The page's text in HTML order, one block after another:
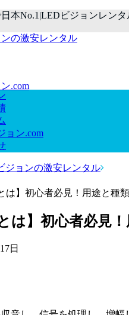
本No.1|LEDビジョンレン
ョン.com
ジョンの激安レンタル
は】初心者必見！用途と種
は】初心者必見
日